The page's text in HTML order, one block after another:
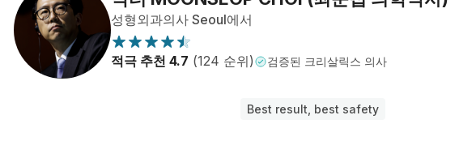
성형외과의사 Seoul에서
적극 추천 4.7 (124 순위) 검증된 크리살릭스 의사
Best result, best safety